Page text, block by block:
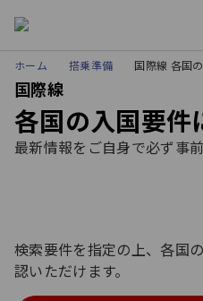
ホーム 搭乗準備 国際線 各国
国際線
各国の入国要件
最新情報をご自身で必ず事
検索要件を指定の上、各国
認いただけます。